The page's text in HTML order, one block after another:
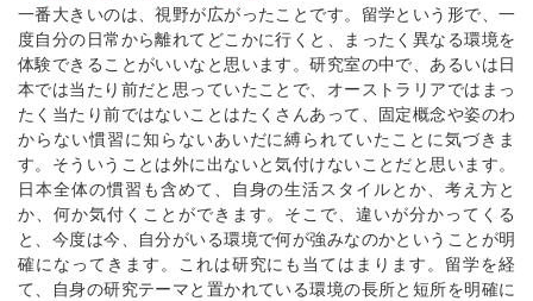
一番大きいのは、視野が広がったことです。留学という形で、一
度自分の日常から離れてどこかに行くと、まったく異なる環境を
体験できることがいいなと思います。研究室の中で、あるいは日
本では当たり前だと思っていたことで、オーストラリアではまっ
たく当たり前ではないことはたくさんあって、固定概念や姿のわ
からない慣習に知らないあいだに縛られていたことに気づきま
す。そういうことは外に出ないと気付けないことだと思います。
日本全体の慣習も含めて、自身の生活スタイルとか、考え方と
か、何か気付くことができます。そこで、違いが分かってくる
と、今度は今、自分がいる環境で何が強みなのかということが明
確になってきます。これは研究にも当てはまります。留学を経
て、自身の研究テーマと置かれている環境の長所と短所を明確に